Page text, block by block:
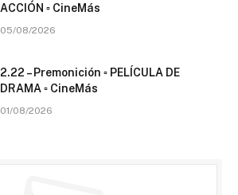
ACCIÓN ▫️ CineMás
05/08/2026
2.22 – Premonición ▫️ PELÍCULA DE
DRAMA ▫️ CineMás
01/08/2026